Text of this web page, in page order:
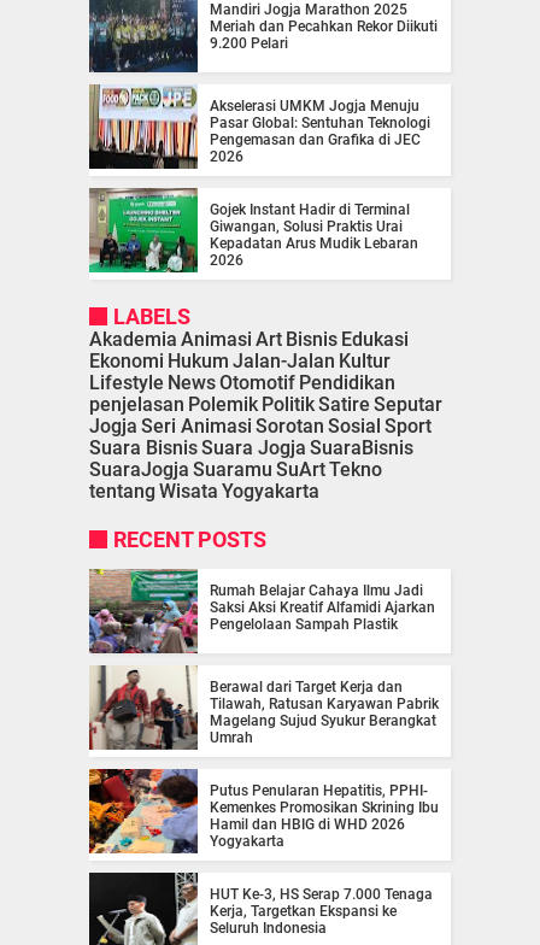
Mandiri Jogja Marathon 2025
Meriah dan Pecahkan Rekor Diikuti
9.200 Pelari
Akselerasi UMKM Jogja Menuju
Pasar Global: Sentuhan Teknologi
Pengemasan dan Grafika di JEC
2026
Gojek Instant Hadir di Terminal
Giwangan, Solusi Praktis Urai
Kepadatan Arus Mudik Lebaran
2026
LABELS
Akademia Animasi Art Bisnis Edukasi
Ekonomi Hukum Jalan-Jalan Kultur
Lifestyle NewsOtomotif Pendidikan
penjelasan Polemik PolitikSatire Seputar
Jogja Seri Animasi Sorotan Sosial Sport
Suara BisnisSuara Jogja SuaraBisnis
SuaraJogja Suaramu SuArtTekno
tentang Wisata Yogyakarta
RECENT POSTS
Rumah Belajar Cahaya Ilmu Jadi
Saksi Aksi Kreatif Alfamidi Ajarkan
Pengelolaan Sampah Plastik
Berawal dari Target Kerja dan
Tilawah, Ratusan Karyawan Pabrik
Magelang Sujud Syukur Berangkat
Umrah
Putus Penularan Hepatitis, PPHI-
Kemenkes Promosikan Skrining Ibu
Hamil dan HBIG di WHD 2026
Yogyakarta
HUT Ke-3, HS Serap 7.000 Tenaga
Kerja, Targetkan Ekspansi ke
Seluruh Indonesia